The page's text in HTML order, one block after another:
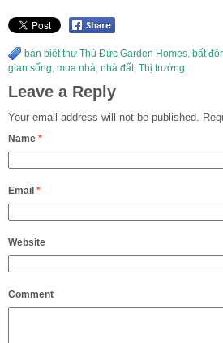
bán biệt thự Thủ Đức Garden Homes bất
gian sống mua nhà nhà đất Thị trường
Leave a Reply
Your email address will not be published.
Name *
Email *
Website
Comment